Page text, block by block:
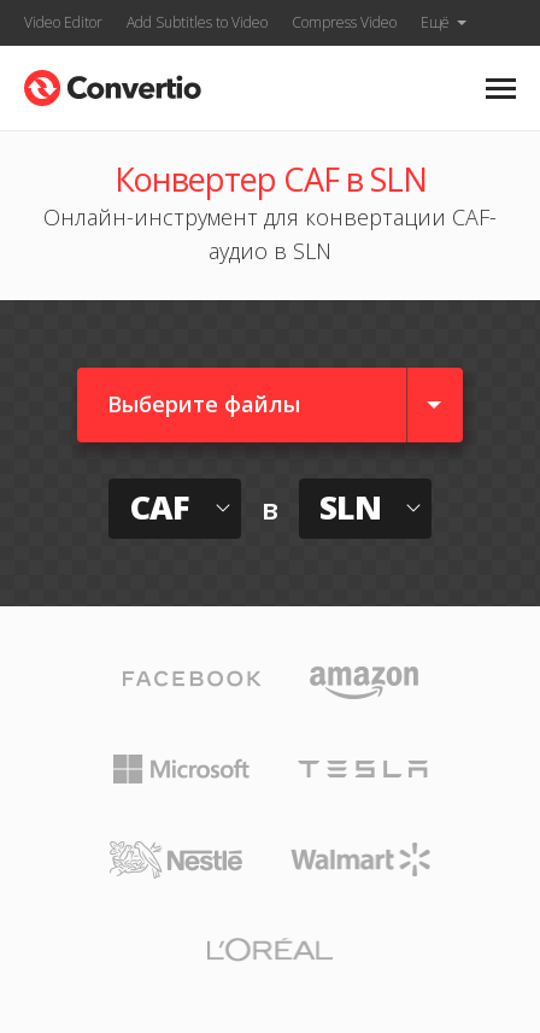
Video Editor Add Subtitles to Video Compress Video Ещё
Конвертер CAF в SLN
Онлайн-инструмент для конвертации CAF-
аудио в SLN
Выберите файлы
CAF в SLN